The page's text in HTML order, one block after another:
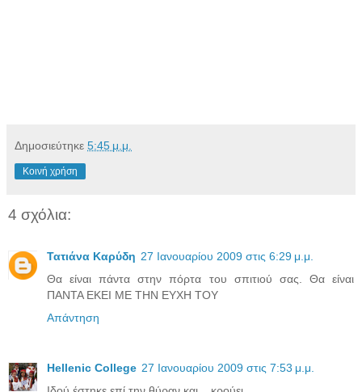
Δημοσιεύτηκε 5:45 μ.μ.
Κοινή χρήση
4 σχόλια:
Τατιάνα Καρύδη 27 Ιανουαρίου 2009 στις 6:29 μ.μ.
Θα είναι πάντα στην πόρτα του σπιτιού σας. Θα είναι
ΠΑΝΤΑ ΕΚΕΙ ME THN EYXH TOY
Απάντηση
Hellenic College 27 Ιανουαρίου 2009 στις 7:53 μ.μ.